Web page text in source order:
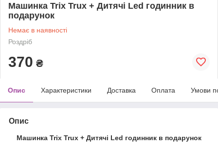
Машинка Trix Trux + Дитячі Led годинник в
подарунок
Немає в наявності
Роздріб
370 ₴
Опис Характеристики Доставка Оплата Умови
Опис
Машинка Trix Trux + Дитячі Led годинник в подарунок